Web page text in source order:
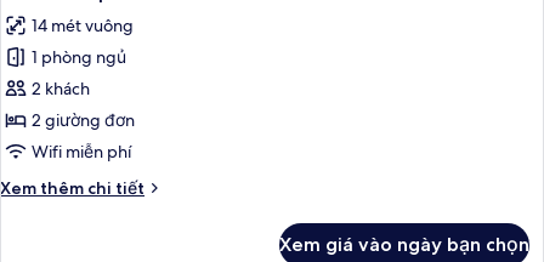
tất
cả
ảnh
Camera
Superior
Accesso
14 mét vuông
1 phòng ngủ
2 khách
2 giường đơn
Wifi miễn phí
Xem thêm chi tiết
Chi
Xem giá vào ngày bạn chọn